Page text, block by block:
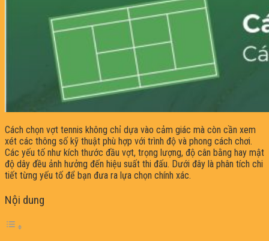
Cách chọn vợt tennis không chỉ dựa vào cảm giác mà còn cần xem
xét các thông số kỹ thuật phù hợp với trình độ và phong cách chơi.
Các yếu tố như kích thước đầu vợt, trọng lượng, độ cân bằng hay mật
độ dây đều ảnh hưởng đến hiệu suất thi đấu. Dưới đây là phân tích chi
tiết từng yếu tố để bạn đưa ra lựa chọn chính xác.
Nội dung